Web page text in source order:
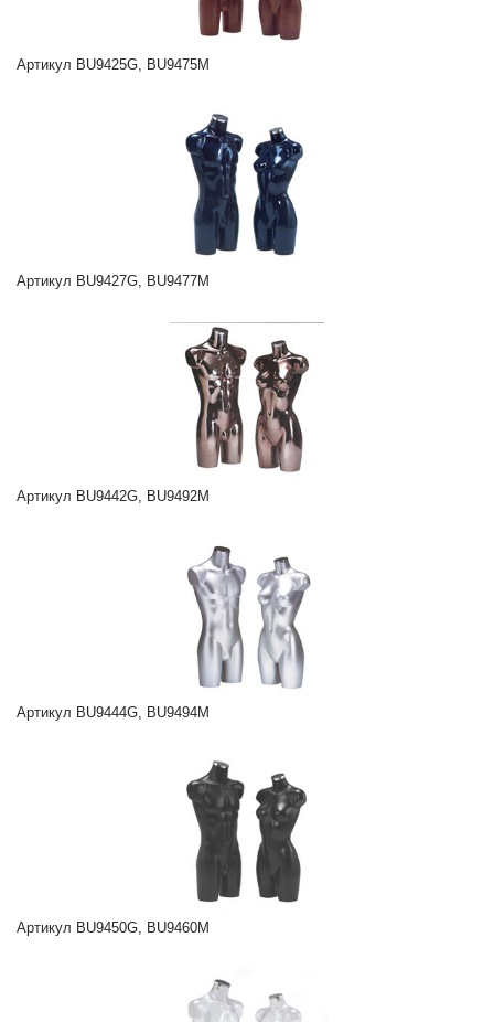
Артикул BU9425G, BU9475M
Артикул BU9427G, BU9477M
Артикул BU9442G, BU9492M
Артикул BU9444G, BU9494M
Артикул BU9450G, BU9460M